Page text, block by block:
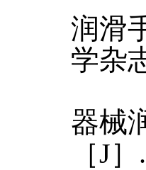
润滑
学杂
［9
器械
［J